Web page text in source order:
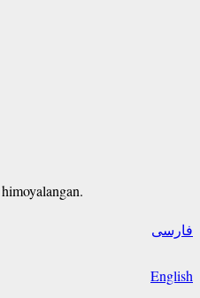
فارسی
English